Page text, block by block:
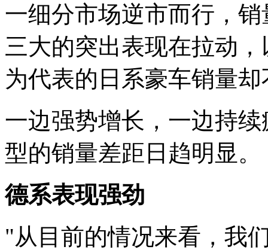
一细分市场逆市而行，
三大的突出表现在拉动，
为代表的日系豪车销量
一边强势增长，一边持
型的销量差距日趋明显。
德系表现强劲
"从目前的情况来看，我